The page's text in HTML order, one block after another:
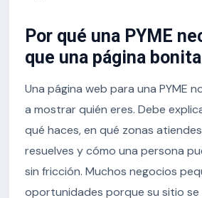
Por qué una PYME
que una página bonita
Una página web para una PYME
a mostrar quién eres. Debe
qué haces, en qué zonas
resuelves y cómo una persona
sin fricción. Muchos negocios
oportunidades porque su sitio se